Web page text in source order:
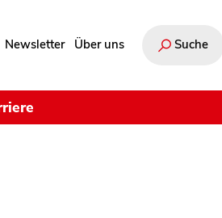
Newsletter Über uns Suche